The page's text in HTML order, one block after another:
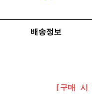
배송정보
[구매